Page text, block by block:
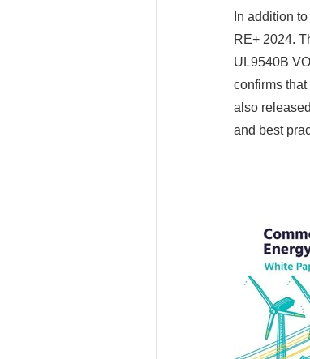
In addition
RE+ 2024.
UL9540B
confirms
also
and best